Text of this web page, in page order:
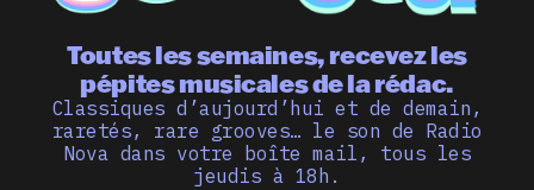
Toutes les semaines, recevez les
pépites musicales de la rédac.
Classiques d’aujourd’hui et de demain,
raretés, rare grooves… le son de Radio
Nova dans votre boîte mail, tous les
jeudis à 18h.